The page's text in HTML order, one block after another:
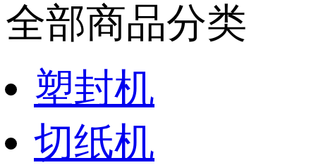
全部商品分类
塑封机
切纸机